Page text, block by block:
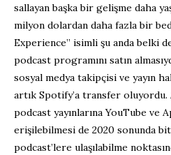
sallayan başka bir gelişme daha
milyon dolardan daha fazla bir
Experience” isimli şu anda belki
podcast programını satın
sosyal medya takipçisi ve yayın
artık Spotify’a transfer oluyordu.
podcast yayınlarına YouTube ve
erişilebilmesi de 2020 sonunda
podcast’lere ulaşılabilme